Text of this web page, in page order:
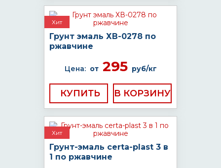
Хит
Грунт эмаль ХВ-0278 по
ржавчине
Цена: от295 руб/кг
КУПИТЬ
Хит
Грунт-эмаль certa-plast 3 в
1 по ржавчине